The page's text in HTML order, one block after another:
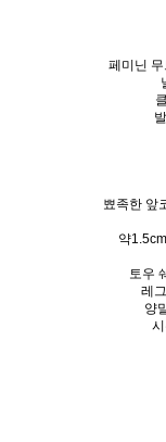
페미닌
뾰족한 앞
약
토우
레
양